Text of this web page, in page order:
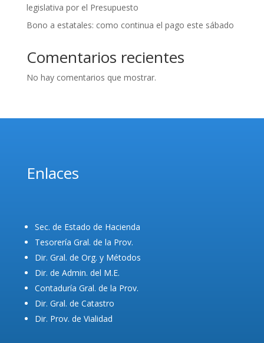
legislativa por el Presupuesto
Bono a estatales: como continua el pago este sábado
Comentarios recientes
No hay comentarios que mostrar.
Enlaces
Sec. de Estado de Hacienda
Tesorería Gral. de la Prov.
Dir. Gral. de Org. y Métodos
Dir. de Admin. del M.E.
Contaduría Gral. de la Prov.
Dir. Gral. de Catastro
Dir. Prov. de Vialidad